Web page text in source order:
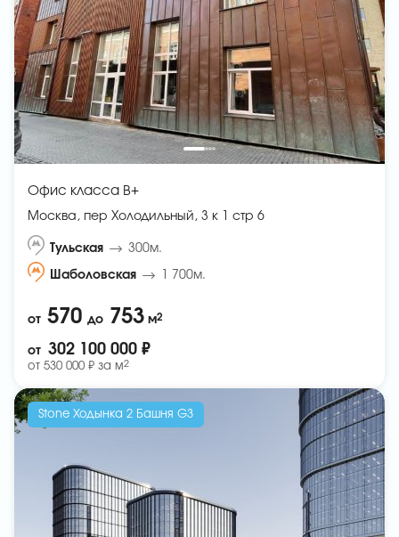
Офис класса B+
Москва, пер Холодильный, 3 к 1 стр 6
Тульская 300м.
Шаболовская 1 700м.
от 570 до 753 м2
от 302 100 000 ₽
от 530 000 ₽ за м2
Stone Ходынка 2 Башня G3